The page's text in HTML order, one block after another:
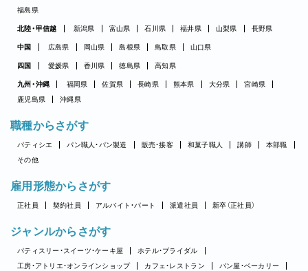
福島県
北陸・甲信越 新潟県 富山県 石川県 福井県 山梨県 長野県
中国 広島県 岡山県 島根県 鳥取県 山口県
四国 愛媛県 香川県 徳島県 高知県
九州・沖縄 福岡県 佐賀県 長崎県 熊本県 大分県
宮崎県
鹿児島県
沖縄県
職種からさがす
パティシエ パン職人・パン製造 販売・接客 和菓子職人 講師
本部職
その他
雇用形態からさがす
正社員 契約社員 アルバイト・パート 派遣社員 新卒（正社員）
ジャンルからさがす
パティスリー・スイーツ・ケーキ屋
ホテル・ブライダル
工房・アトリエ・オンラインショップ
カフェ・レストラン
パン屋・ベーカリー